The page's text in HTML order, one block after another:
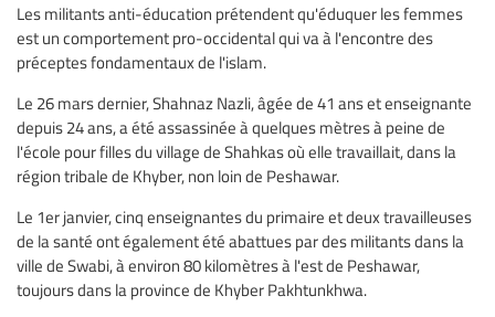
Les militants anti-éducation prétendent qu'éduquer les femmes
est un comportement pro-occidental qui va à l'encontre des
préceptes fondamentaux de l'islam.
Le 26 mars dernier, Shahnaz Nazli, âgée de 41 ans et enseignante
depuis 24 ans, a été assassinée à quelques mètres à peine de
l'école pour filles du village de Shahkas où elle travaillait, dans la
région tribale de Khyber, non loin de Peshawar.
Le 1er janvier, cinq enseignantes du primaire et deux travailleuses
de la santé ont également été abattues par des militants dans la
ville de Swabi, à environ 80 kilomètres à l'est de Peshawar,
toujours dans la province de Khyber Pakhtunkhwa.